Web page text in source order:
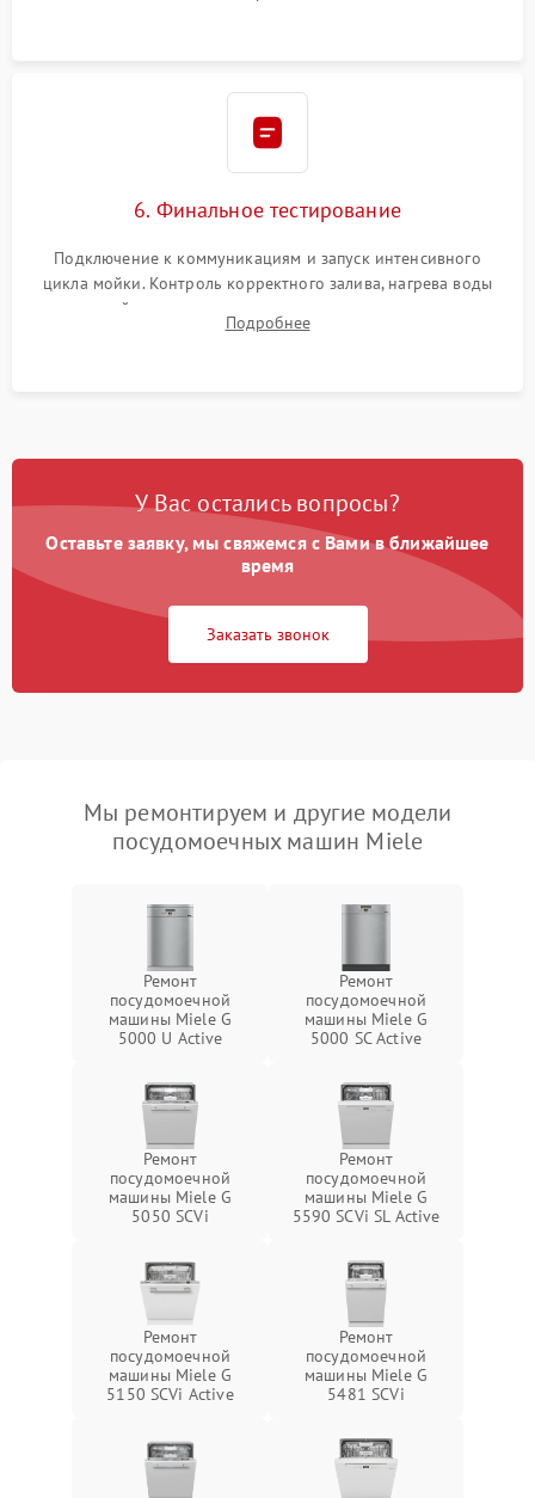
6. Финальное тестирование
Подключение к коммуникациям и запуск интенсивного
цикла мойки. Контроль корректного залива, нагрева воды
до нужной температуры, отсутствия посторонних шумов,
штатного слива и абсолютной сухости в поддоне.
Подробнее
У Вас остались вопросы?
Оставьте заявку, мы свяжемся с Вами в ближайшее
время
Заказать звонок
Мы ремонтируем и другие модели
посудомоечных машин Miele
Ремонт
посудомоечной
машины Miele G
5000 U Active
Ремонт
посудомоечной
машины Miele G
5000 SC Active
Ремонт
посудомоечной
машины Miele G
5050 SCVi
Ремонт
посудомоечной
машины Miele G
5590 SCVi SL Active
Ремонт
посудомоечной
машины Miele G
5150 SCVi Active
Ремонт
посудомоечной
машины Miele G
5481 SCVi